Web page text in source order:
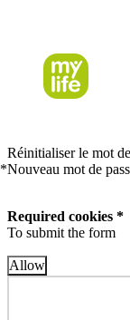
Réinitialiser le mot
*Nouveau mot de
Required cookies *
To submit the form
Allow